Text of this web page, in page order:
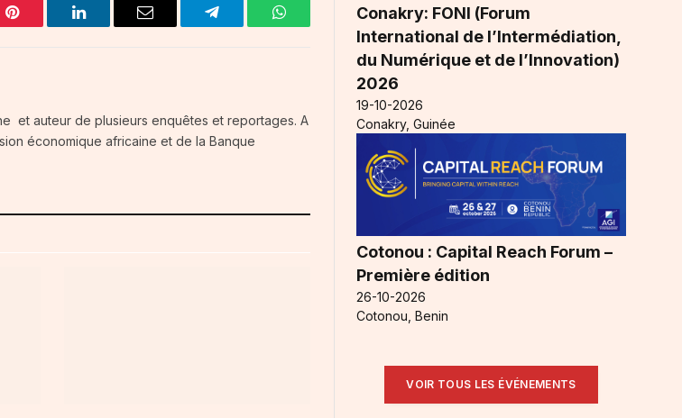
Pinterest LinkedIn Email Telegram WhatsApp
et auteur de plusieurs enquêtes et reportages. A
économique africaine et de la Banque
Conakry: FONI (Forum
International de l’Intermédiation,
du Numérique et de l’Innovation)
2026
19-10-2026
Conakry, Guinée
Cotonou : Capital Reach Forum –
Première édition
26-10-2026
Cotonou, Benin
VOIR TOUS LES ÉVÉNEMENTS